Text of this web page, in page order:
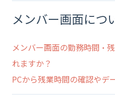
メンバー画面につ
メンバー画面の勤務時間・
れますか？
PCから残業時間の確認やデ